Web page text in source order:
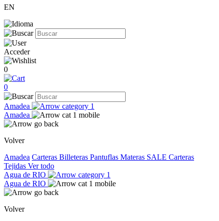
EN
Acceder
0
0
Amadea
Amadea
Volver
Amadea Carteras Billeteras Pantuflas Materas SALE Carteras
Tejidas Ver todo
Agua de RIO
Agua de RIO
Volver